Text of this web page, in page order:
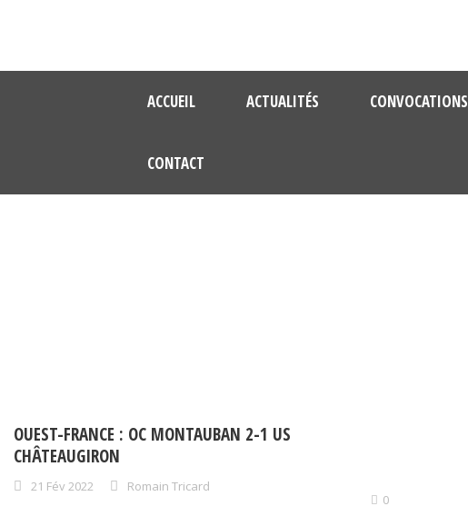
ACCUEIL ACTUALITÉS CONVOCATIONS
CONTACT
OUEST-FRANCE : OC MONTAUBAN 2-1 US
CHÂTEAUGIRON
21 Fév 2022
Romain Tricard
0